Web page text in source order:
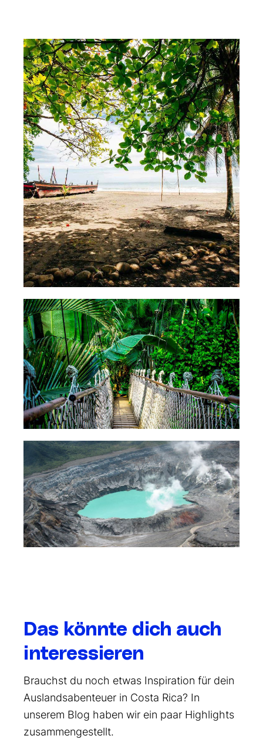
Das könnte dich auch
interessieren
Brauchst du noch etwas Inspiration für dein
Auslandsabenteuer in Costa Rica? In
unserem Blog haben wir ein paar Highlights
zusammengestellt.